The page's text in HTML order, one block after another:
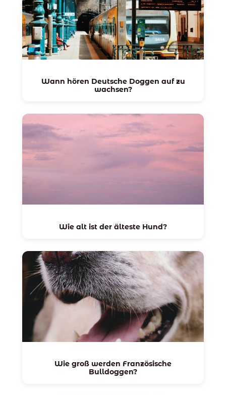
Wann hören Deutsche Doggen auf zu
wachsen?
Wie alt ist der älteste Hund?
Wie groß werden Französische
Bulldoggen?